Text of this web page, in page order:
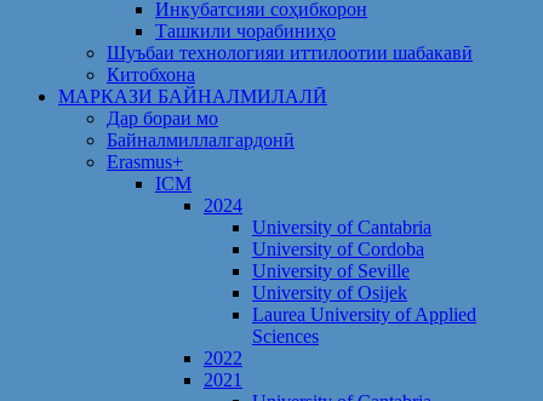
Инкубатсияи соҳибкорон
Ташкили чорабиниҳо
Шуъбаи технологияи иттилоотии шабакавӣ
Китобхона
МАРКАЗИ БАЙНАЛМИЛАЛӢ
Дар бораи мо
Байналмиллалгардонӣ
Erasmus+
ICM
2024
University of Cantabria
University of Cordoba
University of Seville
University of Osijek
Laurea University of Applied
Sciences
2022
2021